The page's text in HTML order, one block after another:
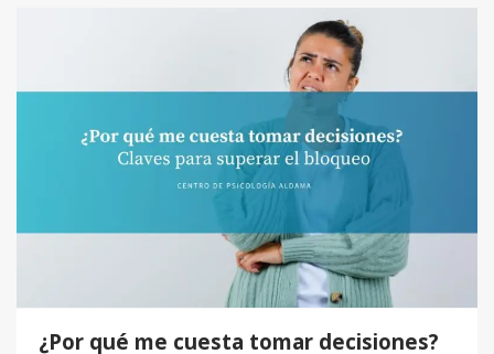
¿Por qué me cuesta tomar decisiones?